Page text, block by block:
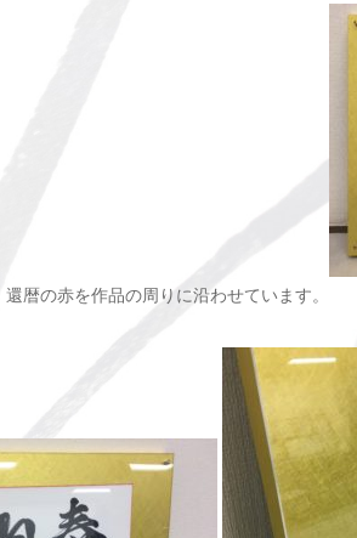
暦の赤を作品の周りに沿わせています。